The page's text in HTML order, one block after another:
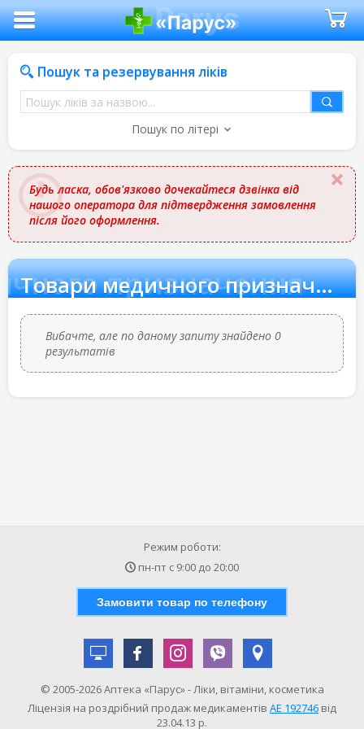
Пошук та резервування ліків
Пошук
ліків
назвою
Пошук по літері
Будь ласка, обов'язково дочекайтеся дзвінка від
нашого оператора для підтвердження замовлення
після його оформлення.
призначення Товари медичного призначення
Вибачте, але по даному запиту знайдено 0
результатів
Режим роботи:
пн-пт с 9:00 до 20:00
Замовити товар по телефону
© 2005-2026 Аптека «Парус» - Ліки, вітаміни, косметика
Ліцензія на роздрібний продаж медикаментів АE 192746 від
23.04.13 р.